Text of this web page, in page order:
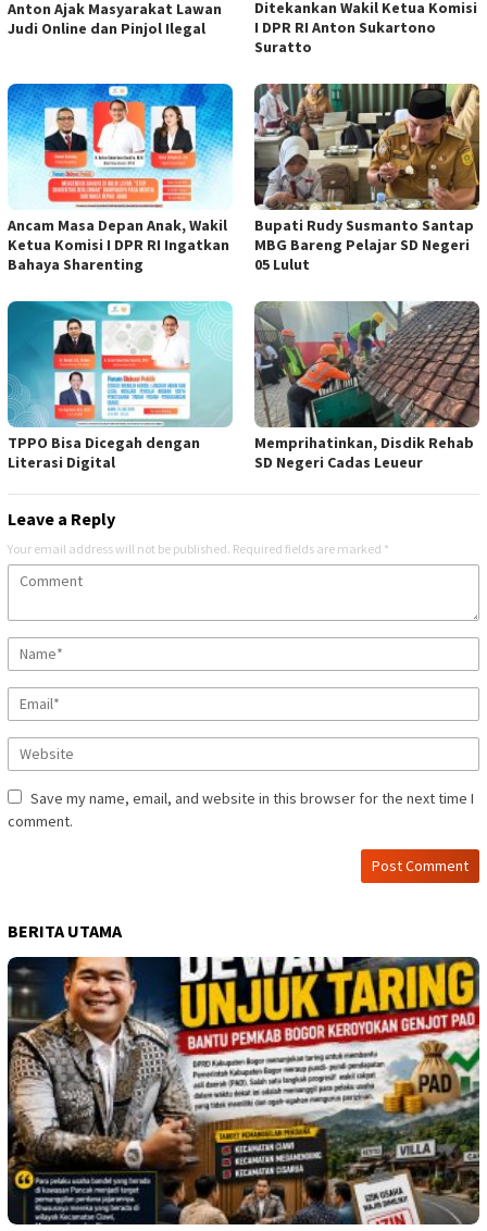
Anton Ajak Masyarakat Lawan
Judi Online dan Pinjol Ilegal
Ditekankan Wakil Ketua Komisi
I DPR RI Anton Sukartono
Suratto
Ancam Masa Depan Anak, Wakil
Ketua Komisi I DPR RI Ingatkan
Bahaya Sharenting
Bupati Rudy Susmanto Santap
MBG Bareng Pelajar SD Negeri
05 Lulut
TPPO Bisa Dicegah dengan
Literasi Digital
Memprihatinkan, Disdik Rehab
SD Negeri Cadas Leueur
Leave a Reply
Your email address will not be published. Required fields are marked *
Save my name, email, and website in this browser for the next time I
comment.
BERITA UTAMA